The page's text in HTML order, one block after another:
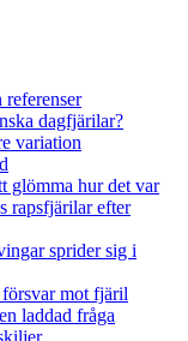
dagfjärilar?
variation
glömma hur det var
rapsfjärilar efter
sprider sig i
mot fjäril
laddad fråga